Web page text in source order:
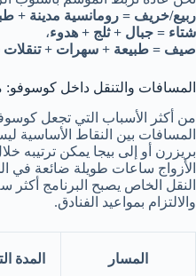
ربيع/خريف = رومانسية مدينة +
شتاء = جبال + ثلج + هدوء،
صيف = طبيعة + سهرات + تنقلات
المسافات والتنقل داخل
من أكثر الأسباب التي تجعل
المسافات بين النقاط الأساسية
بريزرن أو إلى بيجا يمكن ترتيبه
الأزواج ساعات طويلة ضائعة في
النقل الخاص يصبح البرنامج
والالتزام بمواعيد الفنادق.
المسار المدة